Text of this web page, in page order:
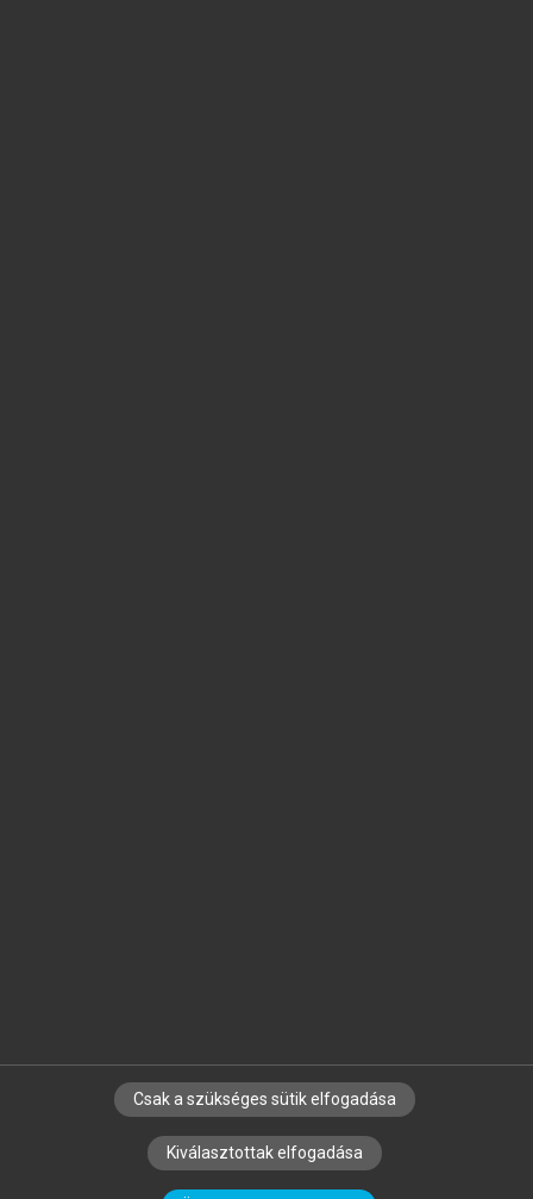
SZERZŐKNEK CÉGEKNEK KÖNYVTÁROSOKNAK
SZERKESZTÉSI ÉS LEKTORÁLÁSI ALAPELVEK
Csak a szükséges sütik elfogadása
Kiválasztottak elfogadása